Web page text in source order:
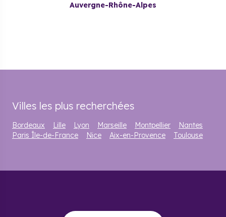
Auvergne-Rhône-Alpes
Villes les plus recherchées
Bordeaux Lille Lyon Marseille Montpellier
Nantes
Paris Île-de-France
Nice Aix-en-Provence Toulouse